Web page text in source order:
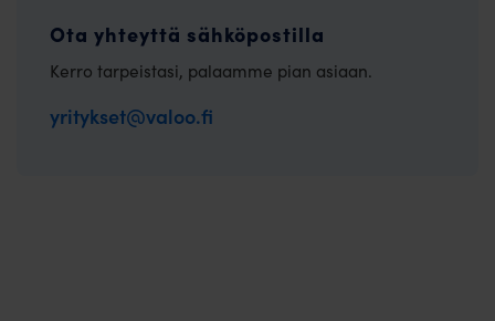
Ota yhteyttä sähköpostilla
Kerro tarpeistasi, palaamme pian asiaan.
yritykset@valoo.fi